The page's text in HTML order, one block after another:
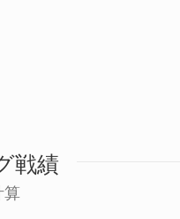
戦績
算